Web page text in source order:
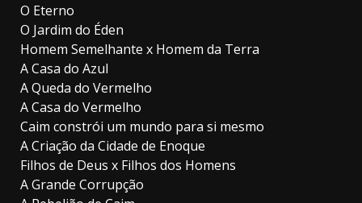
O Eterno
O Jardim do Éden
Homem Semelhante x Homem da Terra
A Casa do Azul
A Queda do Vermelho
A Casa do Vermelho
Caim constrói um mundo para si mesmo
A Criação da Cidade de Enoque
Filhos de Deus x Filhos dos Homens
A Grande Corrupção